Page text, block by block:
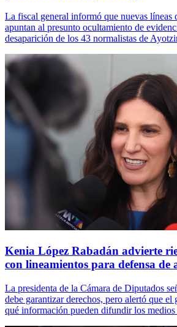
La fiscal general informó que nuevas líneas
apuntan al presunto ocultamiento de
desaparición de los 43 normalistas de
Kenia López Rabadán advierte
con lineamientos para defensa de
La presidenta de la Cámara de Diputados
debe garantizar derechos, pero alertó que
qué información pueden difundir los